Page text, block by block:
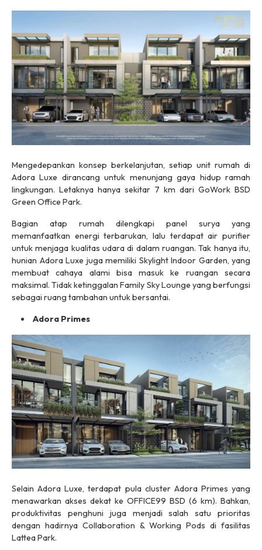
Mengedepankan konsep berkelanjutan, setiap unit rumah di
Adora Luxe dirancang untuk menunjang gaya hidup ramah
lingkungan. Letaknya hanya sekitar 7 km dari GoWork BSD
Green Office Park.
Bagian atap rumah dilengkapi panel surya yang
memanfaatkan energi terbarukan, lalu terdapatair purifier
untuk menjaga kualitas udara di dalam ruangan. Tak hanya itu,
hunian Adora Luxe juga memiliki Skylight Indoor Garden, yang
membuat cahaya alami bisa masuk ke ruangan secara
maksimal. Tidak ketinggalanFamily Sky Lounge yang berfungsi
sebagai ruang tambahan untuk bersantai.
Adora Primes
Selain Adora Luxe, terdapat pula cluster Adora Primes yang
menawarkan akses dekat ke OFFICE99 BSD (6 km). Bahkan,
produktivitas penghuni juga menjadi salah satu prioritas
dengan hadirnya Collaboration & Working Pods di fasilitas
Lattea Park.